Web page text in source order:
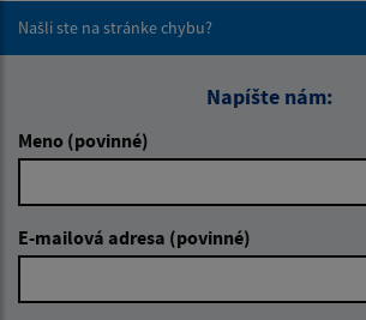
Našli ste na stránke chybu?
Napíšte nám:
Meno (povinné)
E-mailová adresa (povinné)